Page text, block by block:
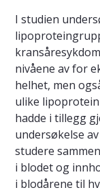
I studien
nivåene av for
helhet, men
ulike
hadde i tillegg
undersøkelse
studere
i blodet og
i blodårene til